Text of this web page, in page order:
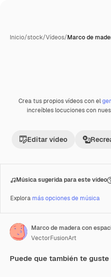
Inicio/stock/Vídeos/Marco de
PremiumGenerada con IA
Crea tus propios vídeos con el
increíbles locuciones con
Editar vídeo
Música sugerida para este vídeo
Explora más opciones de música
Marco de madera con
VectorFusionArt
Puede que también te guste